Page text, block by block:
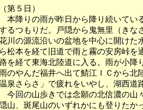
（第５日）
本降りの雨が昨日から降り続いてい
るつもりだ。戸隠から鬼無里（きな
川の源流沿いの盆地を中心に開けた
ら松本を経て旧道で雨と霧の安房峠
路を経て東海北陸道に入る。雨が小降
のやんだ福井へ出て鯖江ＩＣから北
泉さらさ」で疲れをいやし、湖西道
今回の山歩きでは念願の北信濃の山
隠山、斑尾山のいずれかにも登りた